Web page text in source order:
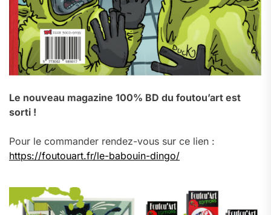
Le nouveau magazine 100% BD du foutou’art est
sorti !
Pour le commander rendez-vous sur ce lien :
https://foutouart.fr/le-babouin-dingo/